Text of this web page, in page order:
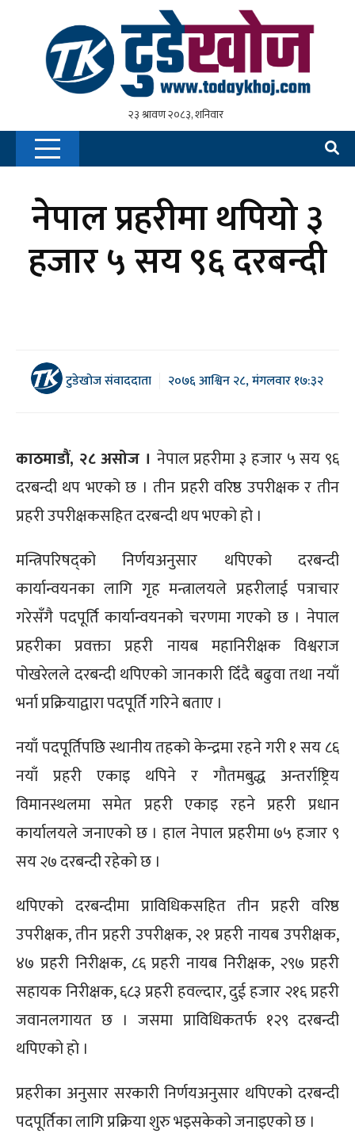
नेपाल प्रहरीमा थपियो ३
हजार ५ सय ९६ दरबन्दी
टुडेखोज संवाददाता २०७६ आश्विन २८, मंगलवार १७:३२
काठमाडौं, २८ असोज । नेपाल प्रहरीमा ३ हजार ५ सय ९६
दरबन्दी थप भएको छ । तीन प्रहरी वरिष्ठ उपरीक्षक र तीन
प्रहरी उपरीक्षकसहित दरबन्दी थप भएको हो ।
मन्त्रिपरिषद्को निर्णयअनुसार थपिएको दरबन्दी
कार्यान्वयनका लागि गृह मन्त्रालयले प्रहरीलाई पत्राचार
गरेसँगै पदपूर्ति कार्यान्वयनको चरणमा गएको छ । नेपाल
प्रहरीका प्रवक्ता प्रहरी नायब महानिरीक्षक विश्वराज
पोखरेलले दरबन्दी थपिएको जानकारी दिँदै बढुवा तथा नयाँ
भर्ना प्रक्रियाद्वारा पदपूर्ति गरिने बताए ।
नयाँ पदपूर्तिपछि स्थानीय तहको केन्द्रमा रहने गरी १ सय ८६
नयाँ प्रहरी एकाइ थपिने र गौतमबुद्ध अन्तर्राष्ट्रिय
विमानस्थलमा समेत प्रहरी एकाइ रहने प्रहरी प्रधान
कार्यालयले जनाएको छ । हाल नेपाल प्रहरीमा ७५ हजार ९
सय २७ दरबन्दी रहेको छ ।
थपिएको दरबन्दीमा प्राविधिकसहित तीन प्रहरी वरिष्ठ
उपरीक्षक, तीन प्रहरी उपरीक्षक, २१ प्रहरी नायब उपरीक्षक,
४७ प्रहरी निरीक्षक, ८६ प्रहरी नायब निरीक्षक, २९७ प्रहरी
सहायक निरीक्षक, ६८३ प्रहरी हवल्दार, दुई हजार २१६ प्रहरी
जवानलगायत छ । जसमा प्राविधिकतर्फ १२९ दरबन्दी
थपिएको हो ।
प्रहरीका अनुसार सरकारी निर्णयअनुसार थपिएको दरबन्दी
पदपूर्तिका लागि प्रक्रिया शुरु भइसकेको जनाइएको छ ।